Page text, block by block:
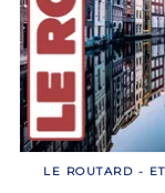
LE ROUTARD -